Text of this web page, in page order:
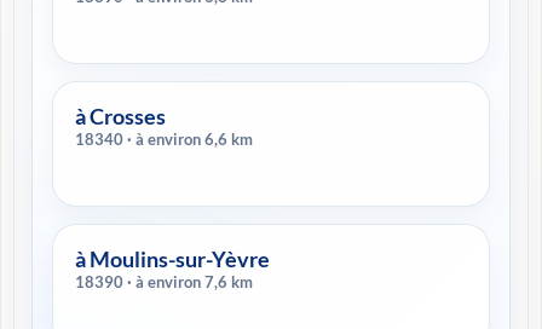
à Crosses
18340 · à environ 6,6 km
à Moulins-sur-Yèvre
18390 · à environ 7,6 km